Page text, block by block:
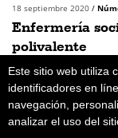
Este sitio web utiliza
identificadores en
navegación,
analizar el uso del
18 septiembre 2020 /
Enfermería
polivalente